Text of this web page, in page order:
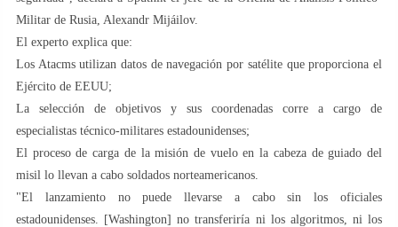
Militar de Rusia, Alexandr Mijáilov.
El experto explica que:
Los Atacms utilizan datos de navegación por satélite que proporciona el
Ejército de EEUU;
La selección de objetivos y sus coordenadas corre a cargo de
especialistas técnico-militares estadounidenses;
El proceso de carga de la misión de vuelo en la cabeza de guiado del
misil lo llevan a cabo soldados norteamericanos.
"El lanzamiento no puede llevarse a cabo sin los oficiales
estadounidenses. [Washington] no transferiría ni los algoritmos, ni los